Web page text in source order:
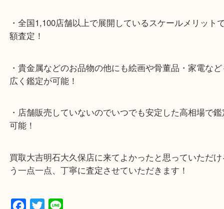
ナビ検索「大吉明石大久保店」で検索してくだい。
・10年以上のベテランスタッフがご対応！
・10時から19時まで営業中
※元旦を除く
額査定！